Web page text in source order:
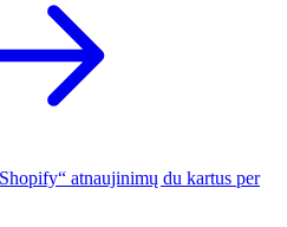
atnaujinimų du kartus per